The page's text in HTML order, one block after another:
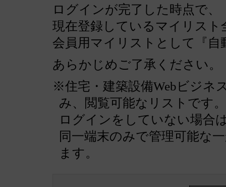
ログインが完了した時点で、
現在登録しているマイリスト
会員用マイリストとして『
あらかじめご了承ください。
※住宅・建築設備Webビジネ
み、閲覧可能なリストです。
ログインをしていない場合
同一端末のみで管理可能な
ます。